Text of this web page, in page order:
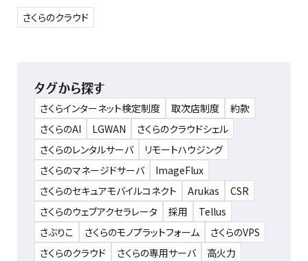
さくらのクラウド
タグから探す
さくらインターネット検定制度 取次店制度
約款
さくらのAI
LGWAN
さくらのクラウドシェル
さくらのレンタルサーバ
リモートハウジング
さくらのマネージドサーバ
ImageFlux
さくらのセキュアモバイルコネクト
Arukas
CSR
さくらのウェブアクセラレータ
採用
Tellus
さぶりこ
さくらのモノプラットフォーム
さくらのVPS
さくらのクラウド
さくらの専用サーバ
高火力